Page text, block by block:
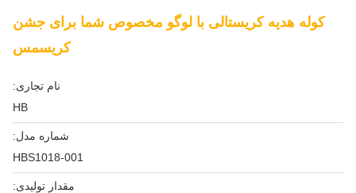
کوله هدیه کریستالی با لوگو مخصوص شما برای جشن
کریسمس
نام تجاری:
HB
شماره مدل:
HBS1018-001
مقدار تولیدی: